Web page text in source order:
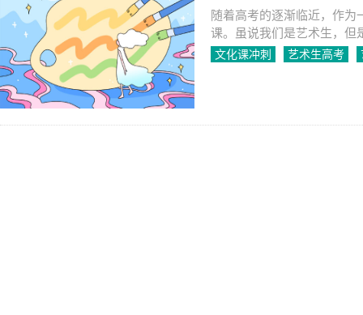
随着高考的逐渐临近，作
课。虽说我们是艺术生，但
还是至关重要的。
文化课冲刺 艺术生高考